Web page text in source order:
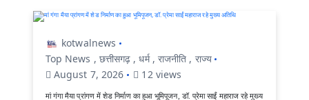
kotwalnews
Top News , छत्तीसगढ़ ,धर्म, राजनीति , राज्य
August 7, 2026
12 views
मां गंगा मैया प्रांगण में शेड निर्माण का हुआ भूमिपूजन, डॉ. प्रेमा साईं महाराज रहे मुख्य